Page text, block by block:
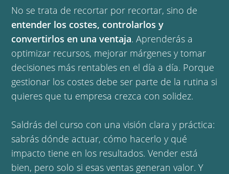
No se trata de recortar por recortar, sino de
entender los costes, controlarlos y
convertirlos en una ventaja. Aprenderás a
optimizar recursos, mejorar márgenes y tomar
decisiones más rentables en el día a día. Porque
gestionar los costes debe ser parte de la rutina si
quieres que tu empresa crezca con solidez.
Saldrás del curso con una visión clara y práctica:
sabrás dónde actuar, cómo hacerlo y qué
impacto tiene en los resultados. Vender está
bien, pero solo si esas ventas generan valor. Y